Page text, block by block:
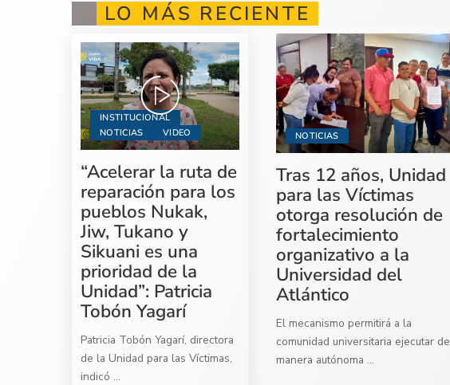
LO MÁS RECIENTE
INSTITUCIONAL
NOTICIAS
VIDEO
“Acelerar la ruta de
reparación para los
pueblos Nukak,
Jiw, Tukano y
Sikuani es una
prioridad de la
Unidad”: Patricia
Tobón Yagarí
Patricia Tobón Yagarí, directora
de la Unidad para las Víctimas,
indicó ...
NOTICIAS
Tras 12 años, Unidad
para las Víctimas
otorga resolución de
fortalecimiento
organizativo a la
Universidad del
Atlántico
El mecanismo permitirá a la
comunidad universitaria ejecutar de
manera autónoma ...